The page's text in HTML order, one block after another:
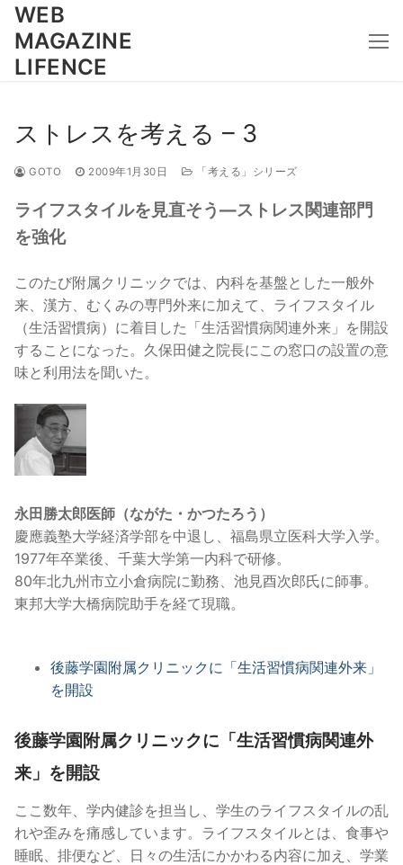
WEB
MAGAZINE
LIFENCE
ストレスを考える – 3
GOTO 2009年1月30日 「考える」シリーズ
ライフスタイルを見直そう―ストレス関連部門
を強化
このたび附属クリニックでは、内科を基盤とした一般外
来、漢方、むくみの専門外来に加えて、ライフスタイル
（生活習慣病）に着目した「生活習慣病関連外来」を開設
することになった。久保田健之院長にこの窓口の設置の意
味と利用法を聞いた。
永田勝太郎医師（ながた・かつたろう）
慶應義塾大学経済学部を中退し、福島県立医科大学入学。
1977年卒業後、千葉大学第一内科で研修。
80年北九州市立小倉病院に勤務、池見酉次郎氏に師事。
東邦大学大橋病院助手を経て現職。
後藤学園附属クリニックに「生活習慣病関連外来」
を開設
後藤学園附属クリニックに「生活習慣病関連外
来」を開設
ここ数年、学内健診を担当し、学生のライフスタイルの乱
れや歪みを痛感しています。ライフスタイルとは、食事や
睡眠、排便など、日々の生活にかかわる内容に加え、学業